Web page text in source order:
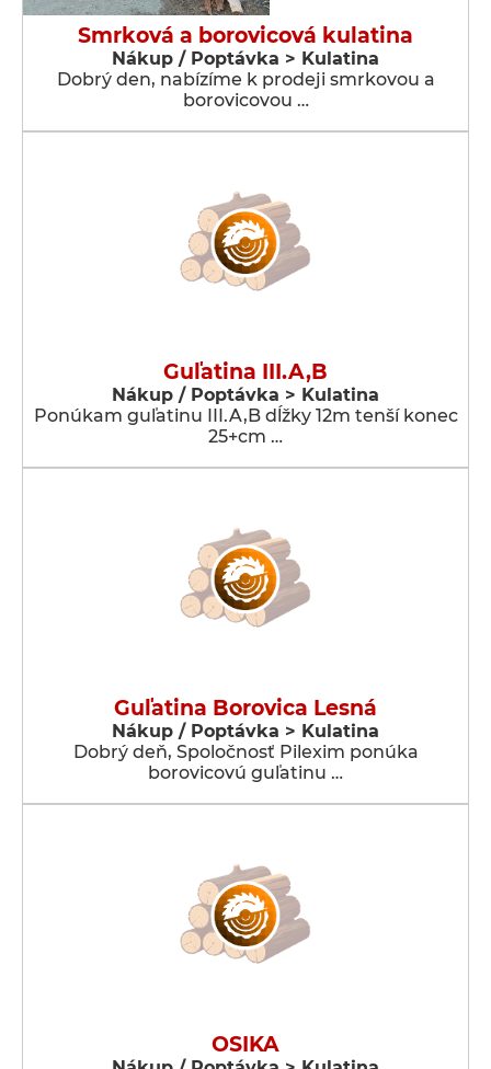
Smrková a borovicová kulatina
Nákup / Poptávka > Kulatina
Dobrý den, nabízíme k prodeji smrkovou a
borovicovou …
Guľatina III.A,B
Nákup / Poptávka > Kulatina
Ponúkam guľatinu III.A,B dĺžky 12m tenší konec
25+cm …
Guľatina Borovica Lesná
Nákup / Poptávka > Kulatina
Dobrý deň, Spoločnosť Pilexim ponúka
borovicovú guľatinu …
OSIKA